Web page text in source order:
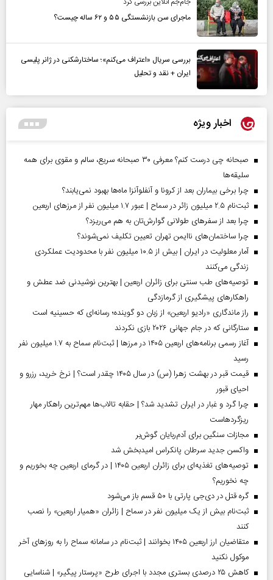
ماجرای سن بازنشستگی ۵۵ و ۶۲ ساله چیست؟
بررسی سریال «اعتراف می‌کنم»؛ ساختارشکنی در ژانر پلیسی
ایران + نقد و تحلیل
اخبار ویژه
صبحانه چی درست کنم؟ معرفی ۳۰ صبحانه سریع، سالم و مقوی برای همه
سلیقه‌ها
چرا برخی بیماران بعد از کرونا و آنفلوآنزا ماه‌ها بهبود نمی‌یابند؟
ثبت‌نام ۲.۵ میلیون زائر در سماح | عبور ۱.۷ میلیون نفر از مرز‌های اربعین
چرا بعد از سفرهای طولانی گوارش‌تان به هم می‌ریزد؟
چرا ساختمان‌های ناایمن تهران تعیین تکلیف نمی‌شوند؟
آمار معلولیت در ایران | بیش از ۱۰.۵ میلیون نفر با محدودیت عملکردی
زندگی می‌کنند
توصیه‌های طب سنتی برای زائران اربعین | بهترین نوشیدنی ضد عطش و
راهکارهای پیشگیری از گرمازدگی
راز ماندگاری «رادیو اربعین» از زبان دو گوینده؛ رسانه‌ای که حسینیه است
ستارگانی که در جام جهانی ۲۰۲۶ بازی نکردند
آغاز رسمی برنامه‌های اربعین ۱۴۰۵ در مرز‌ها | ثبت‌نام سماح به ۱.۷ میلیون نفر
رسید
قیمت قبر در بهشت زهرا (س) در سال ۱۴۰۵ چقدر است؟ | نرخ خرید، رزرو و
احیای قبور
چرا گرد و غبار در ایران تشدید شد؟ | حقابه تالاب‌ها مهم‌ترین راهکار مهار
ریزگردهاست
مجازات سنگین برای آدم‌ربایان گوش‌بر
واکسن جدید سرطان پانکراس امیدبخش شد
توصیه‌های تغذیه‌ای برای زائران اربعین ۱۴۰۵ | در گرمای اربعین چه بخوریم و
چه نخوریم؟
گره قتل در دی‌جی پارتی با ۵۰ قسم باز می‌شود
ثبت‌نام بیش از یک میلیون نفر در سماح | زائران «همیار اربعین» را نصب
کنند
متقاضیان ارز اربعین ۱۴۰۵ بخوانند | ثبت‌نام در سامانه سماح را به روز‌های آخر
موکول نکنید
کاهش ۲۵ درصدی بستری مجدد با اجرای طرح «پرستار پیگیر» | شناسایی